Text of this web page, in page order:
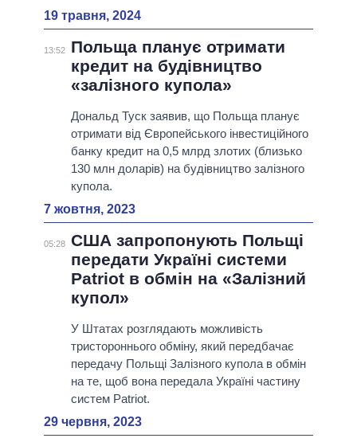
19 травня, 2024
13:52
Польща планує отримати
кредит на будівництво
«залізного купола»
Дональд Туск заявив, що Польща планує
отримати від Європейського інвестиційного
банку кредит на 0,5 млрд злотих (близько
130 млн доларів) на будівництво залізного
купола.
7 жовтня, 2023
05:28 США запропонують Польщі
передати Україні системи
Patriot в обмін на «Залізний
купол»
У Штатах розглядають можливість
тристороннього обміну, який передбачає
передачу Польщі Залізного купола в обмін
на те, щоб вона передала Україні частину
систем Patriot.
29 червня, 2023